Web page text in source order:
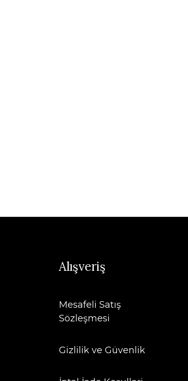
Alışveriş
Mesafeli Satış
Sözleşmesi
Gizlilik ve Güvenlik